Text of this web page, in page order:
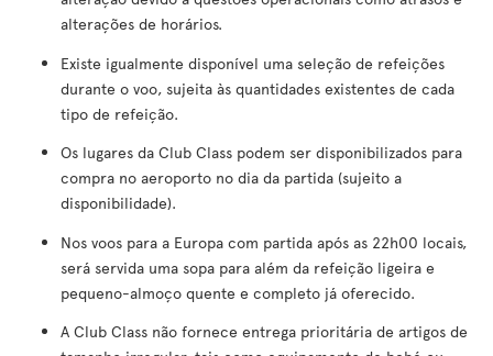
alterações de horários.
Existe igualmente disponível uma seleção de refeições
durante o voo, sujeita às quantidades existentes de cada
tipo de refeição.
Os lugares da Club Class podem ser disponibilizados para
compra no aeroporto no dia da partida (sujeito a
disponibilidade).
Nos voos para a Europa com partida após as 22h00 locais,
será servida uma sopa para além da refeição ligeira e
pequeno-almoço quente e completo já oferecido.
A Club Class não fornece entrega prioritária de artigos de